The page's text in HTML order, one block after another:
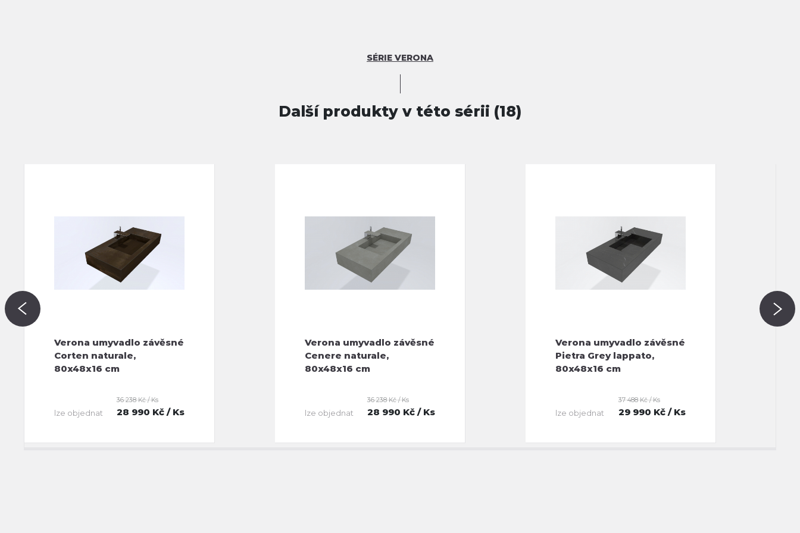
SÉRIE VERONA
Další produkty v této sérii (18)
Verona umyvadlo závěsné
Corten naturale,
80x48x16 cm
lze objednat
36 238 Kč / Ks
28 990 Kč / Ks
Verona umyvadlo závěsné
Cenere naturale,
80x48x16 cm
lze objednat
36 238 Kč / Ks
28 990 Kč / Ks
Verona umyvadlo závěsné
Pietra Grey lappato,
80x48x16 cm
lze objednat
37 488 Kč / Ks
29 990 Kč / Ks